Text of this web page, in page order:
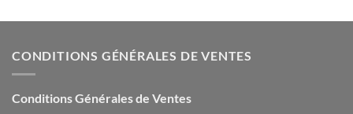
CONDITIONS GÉNÉRALES DE VENTES
Conditions Générales de Ventes